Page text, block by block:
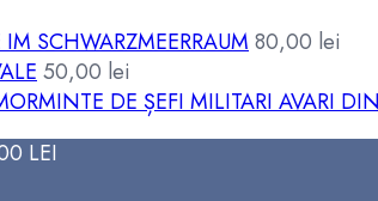
SCHWARZMEERRAUM 80,00 lei
50,00 lei
DE ȘEFI MILITARI AVARI
LEI